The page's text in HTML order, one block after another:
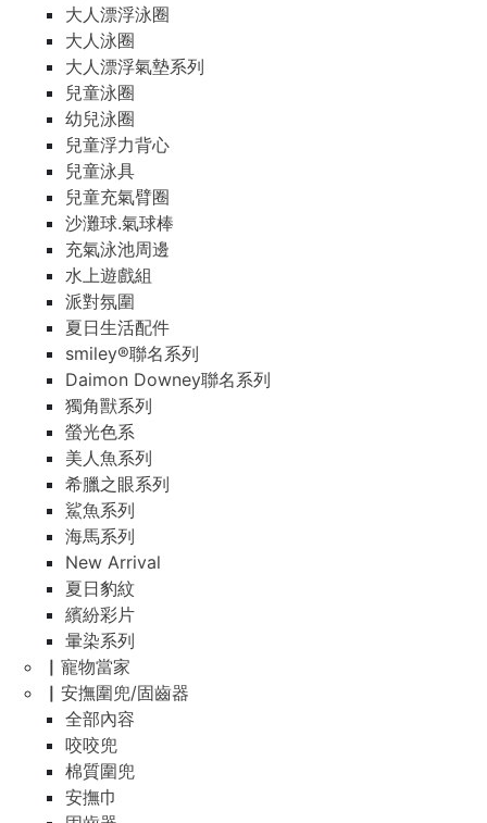
大人漂浮泳圈
大人泳圈
大人漂浮氣墊系列
兒童泳圈
幼兒泳圈
兒童浮力背心
兒童泳具
兒童充氣臂圈
沙灘球.氣球棒
充氣泳池周邊
水上遊戲組
派對氛圍
夏日生活配件
smiley®聯名系列
Daimon Downey聯名系列
獨角獸系列
螢光色系
美人魚系列
希臘之眼系列
鯊魚系列
海馬系列
New Arrival
夏日豹紋
繽紛彩片
暈染系列
▏寵物當家
▏安撫圍兜/固齒器
全部內容
咬咬兜
棉質圍兜
安撫巾